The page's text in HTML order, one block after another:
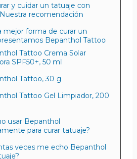
y cuidar un tatuaje con
recomendación
mejor forma de curar un
Bepanthol Tattoo
Tattoo Crema Solar
SPF50+, 50 ml
Tattoo, 30 g
Tattoo Gel Limpiador, 200
usar Bepanthol
para curar tatuaje?
veces me echo Bepanthol